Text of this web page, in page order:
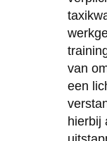
van
een
hierbij